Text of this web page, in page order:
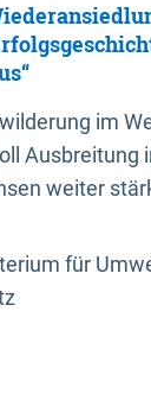
im
Ausbreitung
weiter
für